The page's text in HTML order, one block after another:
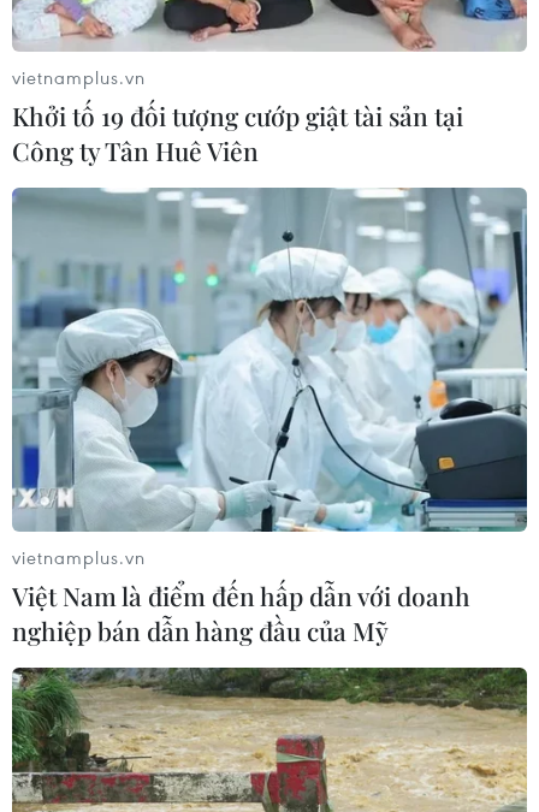
vietnamplus.vn
Khởi tố 19 đối tượng cướp giật tài sản tại
Công ty Tân Huê Viên
vietnamplus.vn
Việt Nam là điểm đến hấp dẫn với doanh
nghiệp bán dẫn hàng đầu của Mỹ